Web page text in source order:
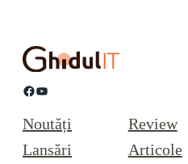
Facebook YouTube
Noutăți
Lansări
Review
Articole